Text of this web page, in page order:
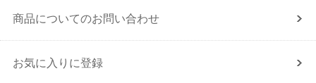
商品についてのお問い合わせ
お気に入りに登録